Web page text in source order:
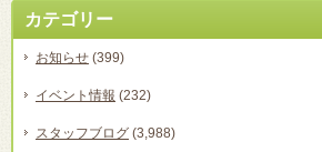
カテゴリー
お知らせ (399)
イベント情報 (232)
スタッフブログ (3,988)